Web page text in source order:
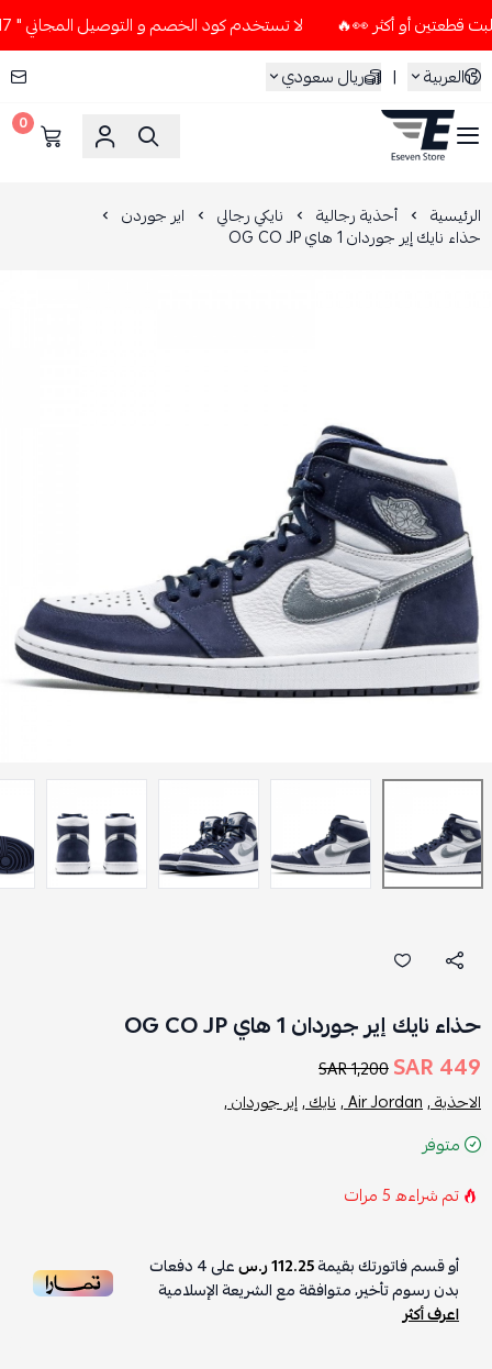
لا تستخدم كود الخصم و التوصيل المجاني " N7 " إلا إذا طلبت قطعتين أو أكثر 👀🔥
العربية
| ريال سعودي
ESEVEN STORE
0
الرئيسية أحذية رجالية نايكي رجالي اير جوردن
حذاء نايك إير جوردان 1 هاي OG CO JP
حذاء نايك إير جوردان 1 هاي OG CO JP
449 SAR
1,200 SAR
الاحذية ,Air Jordan , نايك ,إير جوردان ,
متوفر
تم شراءه5مرات
أو قسم فاتورتك بقيمة112.25 ر.س على4دفعات
بدون رسوم تأخير، متوافقة مع الشريعة الإسلامية
اعرف أكثر